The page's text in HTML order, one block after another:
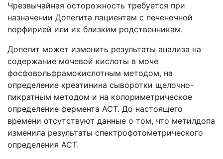
Чрезвычайная осторожность требуется при
назначении Допегита пациентам с печеночной
порфирией или их близким родственникам.
Допегит может изменить результаты анализа на
содержание мочевой кислоты в моче
фосфовольфрамокислотным методом, на
определение креатинина сыворотки щелочно-
пикратным методом и на колориметрическое
определение фермента АСТ. До настоящего
времени отсутствуют данные о том, что метилдопа
изменила результаты спектрофотометрического
определения АСТ.